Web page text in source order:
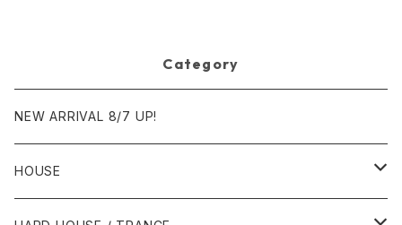
Category
NEW ARRIVAL 8/7 UP!
HOUSE